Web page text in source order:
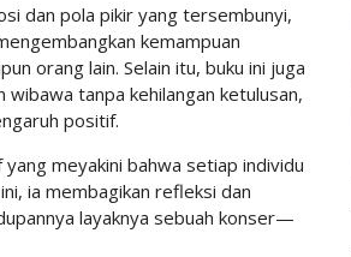
dan pola pikir yang tersembunyi,
kemampuan
orang lain. Selain itu, buku ini juga
tanpa kehilangan ketulusan,
positif.
meyakini bahwa setiap individu
ia membagikan refleksi dan
layaknya sebuah konser—